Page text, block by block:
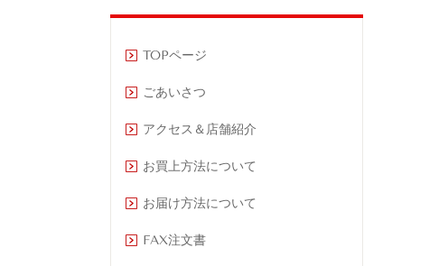
TOPページ
ごあいさつ
アクセス＆店舗紹介
お買上方法について
お届け方法について
FAX注文書